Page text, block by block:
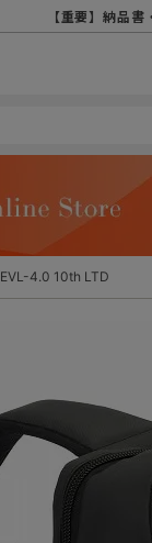
【重要】令
【重要】納品
【重要】天候不良
【重要
【重要】
【重要
【重要】
EVL-4.0 10th LTD